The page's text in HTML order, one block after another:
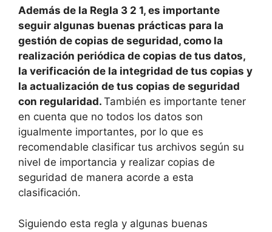
Además de la Regla 3 2 1, es importante
seguir algunas buenas prácticas para la
gestión de copias de seguridad, como la
realización periódica de copias de tus datos,
la verificación de la integridad de tus copias y
la actualización de tus copias de seguridad
con regularidad. También es importante tener
en cuenta que no todos los datos son
igualmente importantes, por lo que es
recomendable clasificar tus archivos según su
nivel de importancia y realizar copias de
seguridad de manera acorde a esta
clasificación.
Siguiendo esta regla y algunas buenas